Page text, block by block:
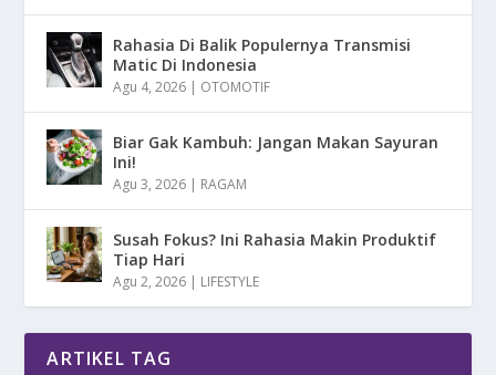
Rahasia Di Balik Populernya Transmisi
Matic Di Indonesia
Agu 4, 2026 | OTOMOTIF
Biar Gak Kambuh: Jangan Makan Sayuran
Ini!
Agu 3, 2026 | RAGAM
Susah Fokus? Ini Rahasia Makin Produktif
Tiap Hari
Agu 2, 2026 | LIFESTYLE
ARTIKEL TAG